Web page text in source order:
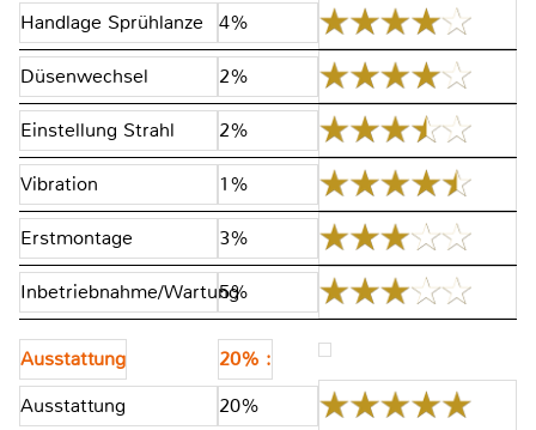
Handlage Sprühlanze 4%
Düsenwechsel 2%
Einstellung Strahl 2%
Vibration 1%
Erstmontage 3%
Inbetriebnahme/Wartung
5%
Ausstattung
20% :
Ausstattung
20%